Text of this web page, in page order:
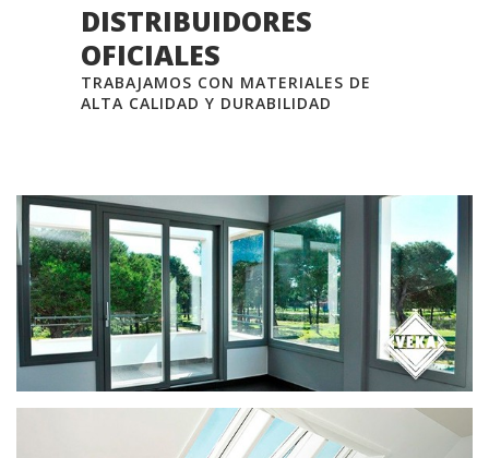
DISTRIBUIDORES
OFICIALES
TRABAJAMOS CON MATERIALES DE
ALTA CALIDAD Y DURABILIDAD